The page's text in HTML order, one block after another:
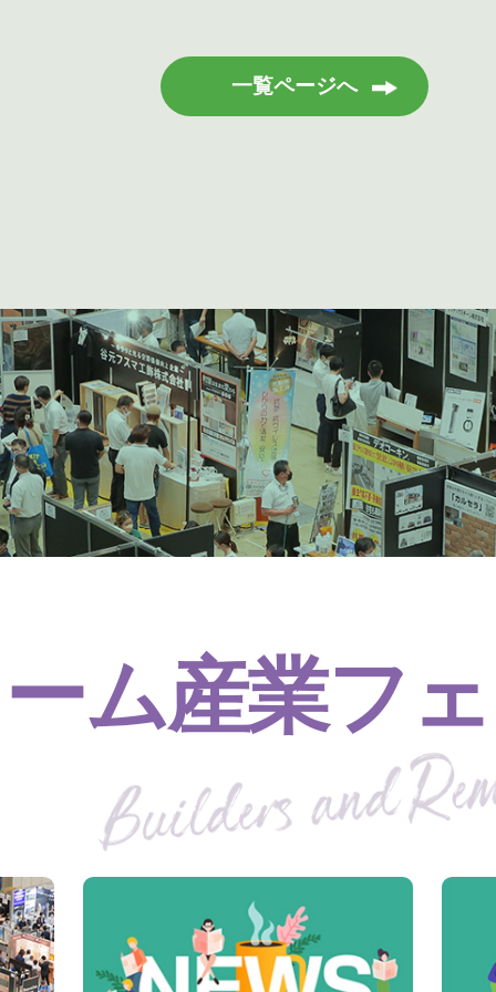
一覧ページへ
ム産業フ